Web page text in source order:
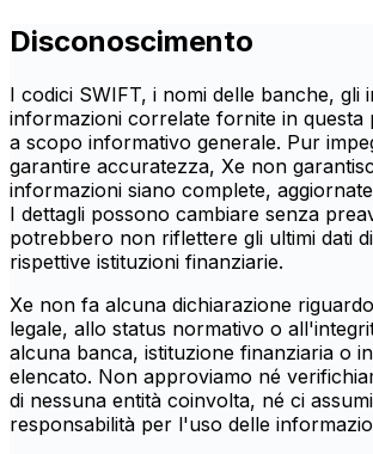
Disconoscimento
I codici SWIFT, i nomi delle banche, gli
informazioni correlate fornite in questa
a scopo informativo generale. Pur
garantire accuratezza, Xe non
informazioni siano complete,
I dettagli possono cambiare senza
potrebbero non riflettere gli ultimi dati
rispettive istituzioni finanziarie.
Xe non fa alcuna dichiarazione
legale, allo status normativo o
alcuna banca, istituzione finanziaria o
elencato. Non approviamo né
di nessuna entità coinvolta, né ci
responsabilità per l'uso delle